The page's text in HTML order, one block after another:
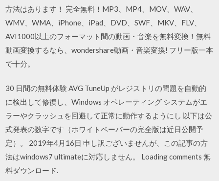
方法はあります！ 完全無料！MP3、MP4、MOV、WAV、
WMV、WMA、iPhone、iPad、DVD、SWF、MKV、FLV、
AVI1000以上のフォーマット間の動画・音楽を無料変換！無料
動画変換するなら、wondershare動画・音楽変換! フリー版一本
で十分。
30 日間の無料体験 AVG TuneUp がレジストリの問題を自動的
に検出して修復し、Windows オペレーティング システムがエ
ラーやクラッシュを回避して正常に動作するようにし 以下は公
式発表の数字です（ホワイトペーパーの完全版は近日公開予
定）。 2019年4月16日 申し訳ございませんが、この記事の方
法はwindows7 ultimateに対応しません。 Loading comments 無
料ダウンロード.